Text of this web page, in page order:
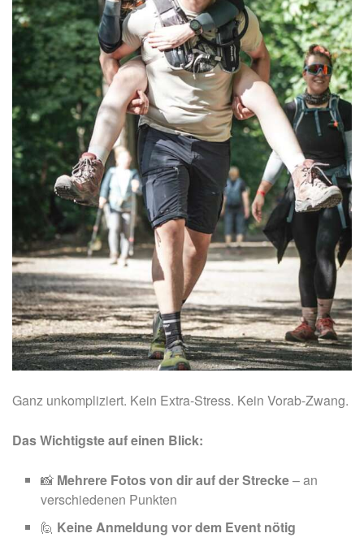
Ganz unkompliziert. Kein Extra-Stress. Kein Vorab-Zwang.
Das Wichtigste auf einen Blick:
📸 Mehrere Fotos von dir auf der Strecke– an
verschiedenen Punkten
🙋 Keine Anmeldung vor dem Event nötig